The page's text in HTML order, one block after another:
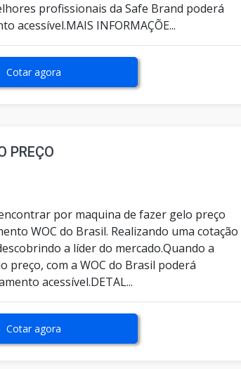
profissionais da Safe Brand poderá
acessível.MAIS INFORMAÇÕE...
Cotar agora
PREÇO
por maquina de fazer gelo preço
WOC do Brasil. Realizando uma cotação
a líder do mercado.Quando a
preço, com a WOC do Brasil poderá
acessível.DETAL...
Cotar agora